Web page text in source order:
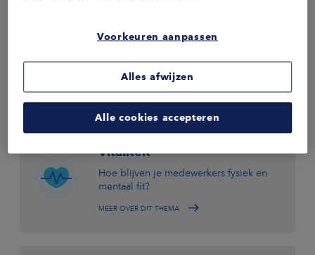
Verzuim
Vitaliteit
Hoe blijven je medewerkers fysiek en
mentaal fit?
MEER OVER DIT THEMA
Voorkeuren aanpassen
Alles afwijzen
Alle cookies accepteren